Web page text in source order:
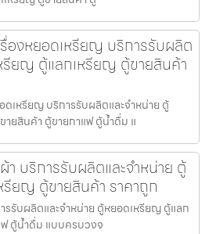
องหยอดเหรียญ บริการรับผลิต
รียญ ตู้แลกเหรียญ ตู้ขายสินค้า
ดเหรียญ บริการรับผลิตและจำหน่าย ตู้
ยสินค้า ตู้ขายกาแฟ ตู้น้ำดื่ม แ
บริการรับผลิตและจำหน่าย ตู้
ยญ ตู้ขายสินค้า ราคาถูก
รับผลิตและจำหน่าย ตู้หยอดเหรียญ ตู้แลก
ตู้น้ำดื่ม แบบครบวงจ